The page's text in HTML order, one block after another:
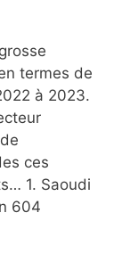
termes de
à 2023.
ces
1. Saoudi
604